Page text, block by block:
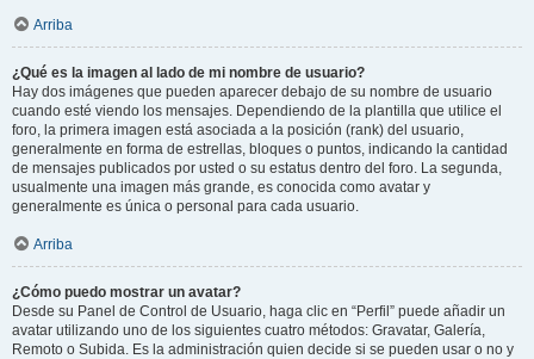
Arriba
¿Qué es la imagen al lado de mi nombre de usuario?
Hay dos imágenes que pueden aparecer debajo de su nombre de usuario
cuando esté viendo los mensajes. Dependiendo de la plantilla que utilice el
foro, la primera imagen está asociada a la posición (rank) del usuario,
generalmente en forma de estrellas, bloques o puntos, indicando la cantidad
de mensajes publicados por usted o su estatus dentro del foro. La segunda,
usualmente una imagen más grande, es conocida como avatar y
generalmente es única o personal para cada usuario.
Arriba
¿Cómo puedo mostrar un avatar?
Desde su Panel de Control de Usuario, haga clic en “Perfil” puede añadir un
avatar utilizando uno de los siguientes cuatro métodos: Gravatar, Galería,
Remoto o Subida. Es la administración quien decide si se pueden usar o no y